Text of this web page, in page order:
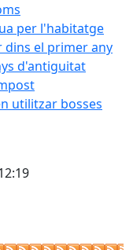
per l'habitatge
dins el primer any
d'antiguitat
utilitzar bosses